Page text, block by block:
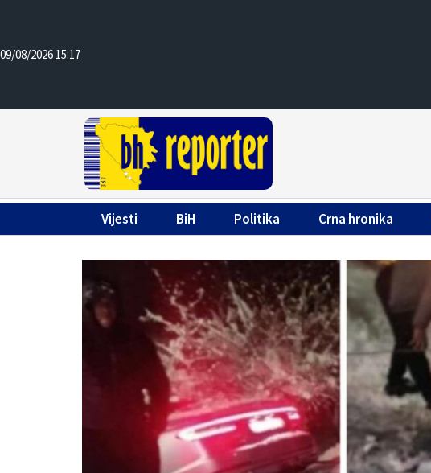
09/08/2026 15:17
Vijesti BiH Politika Crna hronika